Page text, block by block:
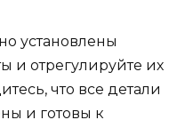
установлены
и отрегулируйте их
что все детали
и готовы к